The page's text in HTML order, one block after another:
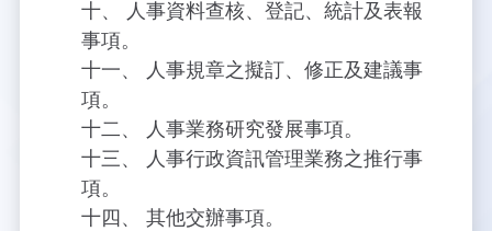
請願之處理結果及訴願之決定
公共工程採購契約
支付或接受補助金
對外關係文書
性別宣導及文件下載
性別平等工作小組及會議紀錄
學習與分享
飛航服務回顧
檔案相關連結
申請閱覽政府資訊或卷宗作業規定
廉政熱線
政風電子報
人事資料查核、登記、統計及表報
事項。
人事規章之擬訂、修正及建議事
項。
人事業務研究發展事項。
人事行政資訊管理業務之推行事
項。
其他交辦事項。